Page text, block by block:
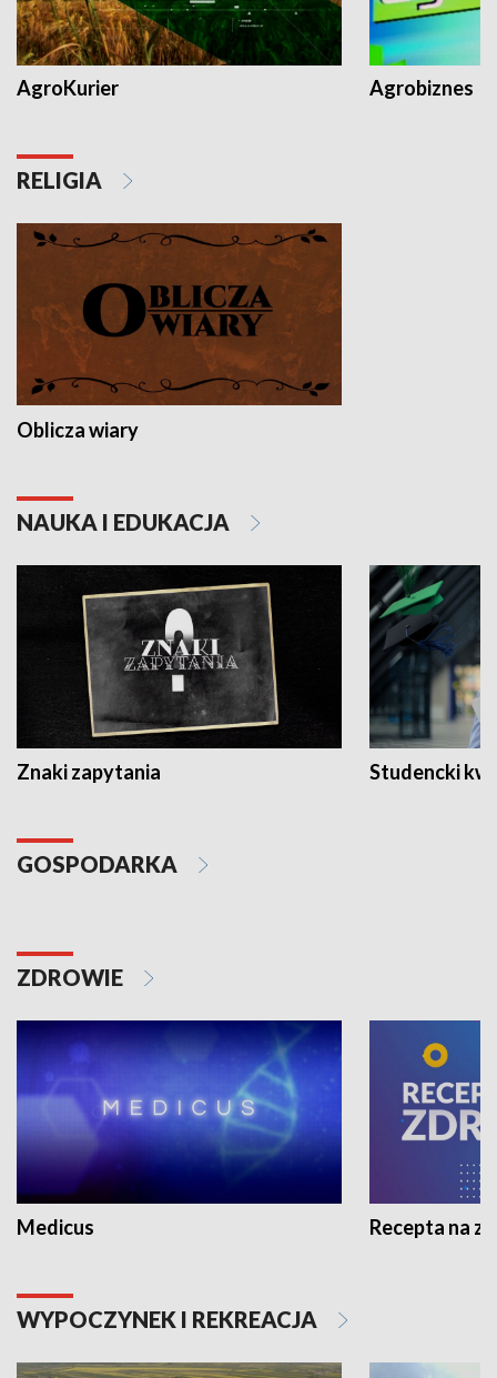
AgroKurier Agrobiznes
RELIGIA
Oblicza wiary
NAUKA I EDUKACJA
Znaki zapytania Studencki
GOSPODARKA
ZDROWIE
Medicus Recepta na
WYPOCZYNEK I REKREACJA